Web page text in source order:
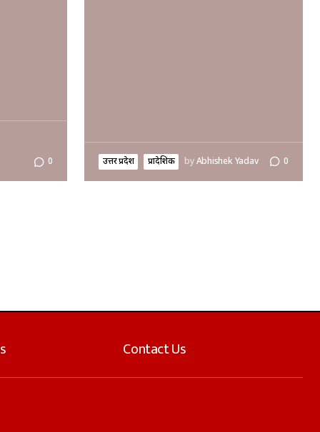
0 उत्तर प्रदेश प्रादेशिक byAbhishek Yadav 0
Contact Us